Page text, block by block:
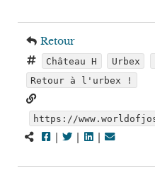
Retour
Château H Urbex
Retour à l'urbex !
https://
| | |